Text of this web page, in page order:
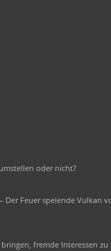
oder nicht?
Der Feuer speiende Vulkan
fremde Interessen zu